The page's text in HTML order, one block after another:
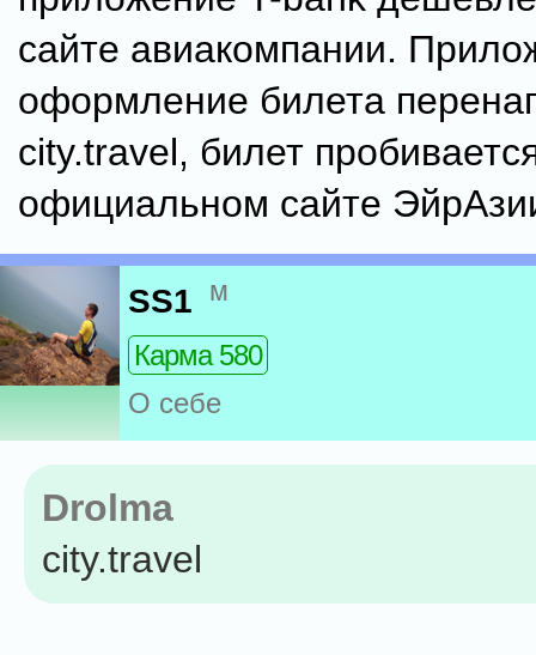
сайте авиакомпании.
оформление билета
city.travel, билет
официальном сайте
SS1 м
Карма 580
О себе
Drolma
city.travel